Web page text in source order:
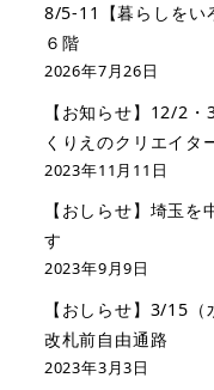
8/5-11【暮らしをい
６階
2026年7月26日
【お知らせ】12/2
くりえのクリエイタ
2023年11月11日
【おしらせ】埼玉
す
2023年9月9日
【おしらせ】3/15
改札前自由通路
2023年3月3日